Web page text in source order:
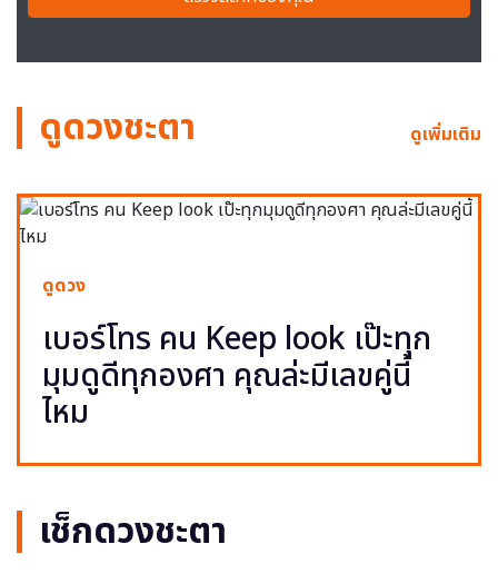
ดูดวงชะตา ดูเพิ่มเติม
ดูดวง
เบอร์โทร คน Keep look เป๊ะทุก
มุมดูดีทุกองศา คุณล่ะมีเลขคู่นี้
ไหม
เช็กดวงชะตา